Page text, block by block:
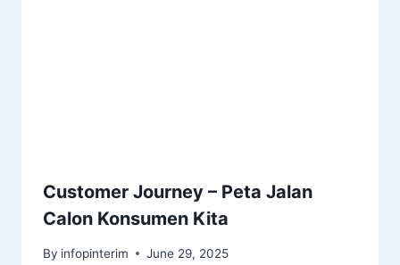
Customer Journey – Peta Jalan
Calon Konsumen Kita
By infopinterim June 29, 2025